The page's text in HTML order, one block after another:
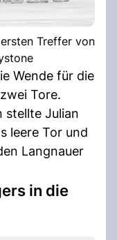
Treffer von
Wende für die
Tore.
stellte Julian
leere Tor und
Langnauer
in die